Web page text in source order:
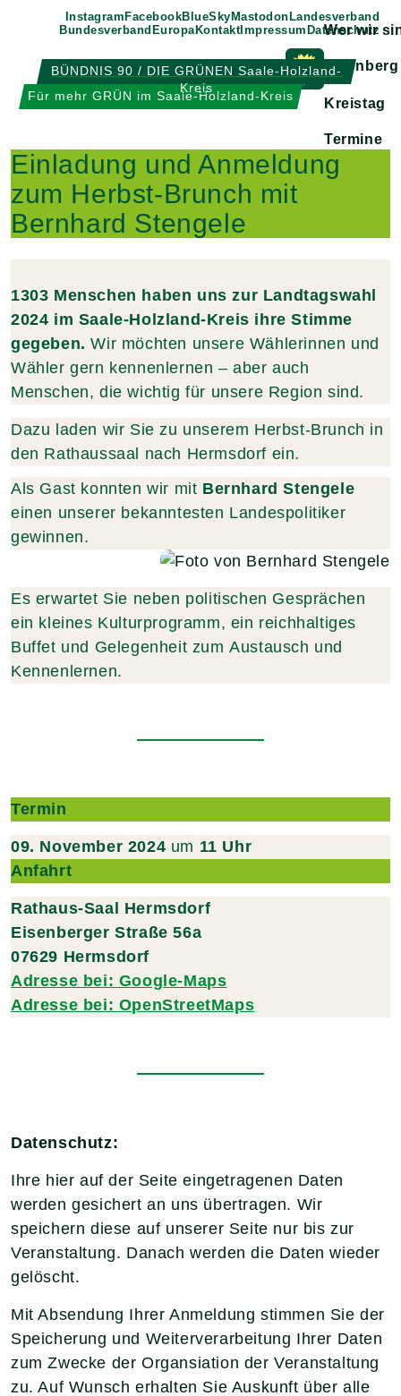
Inhalt
Instagram FacebookBlueSky Mastodon Landesverband
Bundesverband EuropaKontaktImpressum Datenschutz
BÜNDNIS 90 / DIE GRÜNEN Saale-Holzland-
Kreis
Für mehr GRÜN im Saale-Holzland-Kreis
Wer wir
Eisenberg
Zeige
Kreistag
Termine
Einladung und Anmeldung
zum Herbst-Brunch mit
Bernhard Stengele
1303 Menschen haben uns zur Landtagswahl
2024 im Saale-Holzland-Kreis ihre Stimme
gegeben. Wir möchten unsere Wählerinnen und
Wähler gern kennenlernen – aber auch
Menschen, die wichtig für unsere Region sind.
Dazu laden wir Sie zu unserem Herbst-Brunch in
den Rathaussaal nach Hermsdorf ein.
Als Gast konnten wir mit Bernhard Stengele
einen unserer bekanntesten Landespolitiker
gewinnen.
Es erwartet Sie neben politischen Gesprächen
ein kleines Kulturprogramm, ein reichhaltiges
Buffet und Gelegenheit zum Austausch und
Kennenlernen.
Termin
09. November 2024 um 11 Uhr
Anfahrt
Rathaus-Saal Hermsdorf
Eisenberger Straße 56a
07629 Hermsdorf
Adresse bei: Google-Maps
Adresse bei: OpenStreetMaps
Datenschutz:
Ihre hier auf der Seite eingetragenen Daten
werden gesichert an uns übertragen. Wir
speichern diese auf unserer Seite nur bis zur
Veranstaltung. Danach werden die Daten wieder
gelöscht.
Mit Absendung Ihrer Anmeldung stimmen Sie der
Speicherung und Weiterverarbeitung Ihrer Daten
zum Zwecke der Organsiation der Veranstaltung
zu. Auf Wunsch erhalten Sie Auskunft über alle